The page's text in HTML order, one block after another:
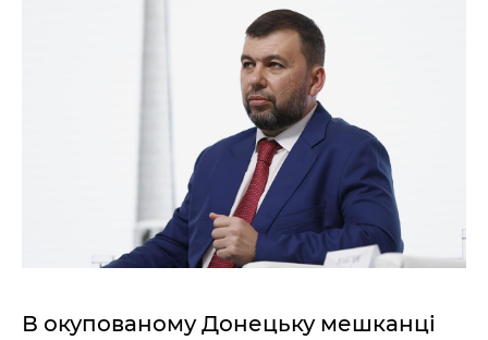
В окупованому Донецьку мешканці